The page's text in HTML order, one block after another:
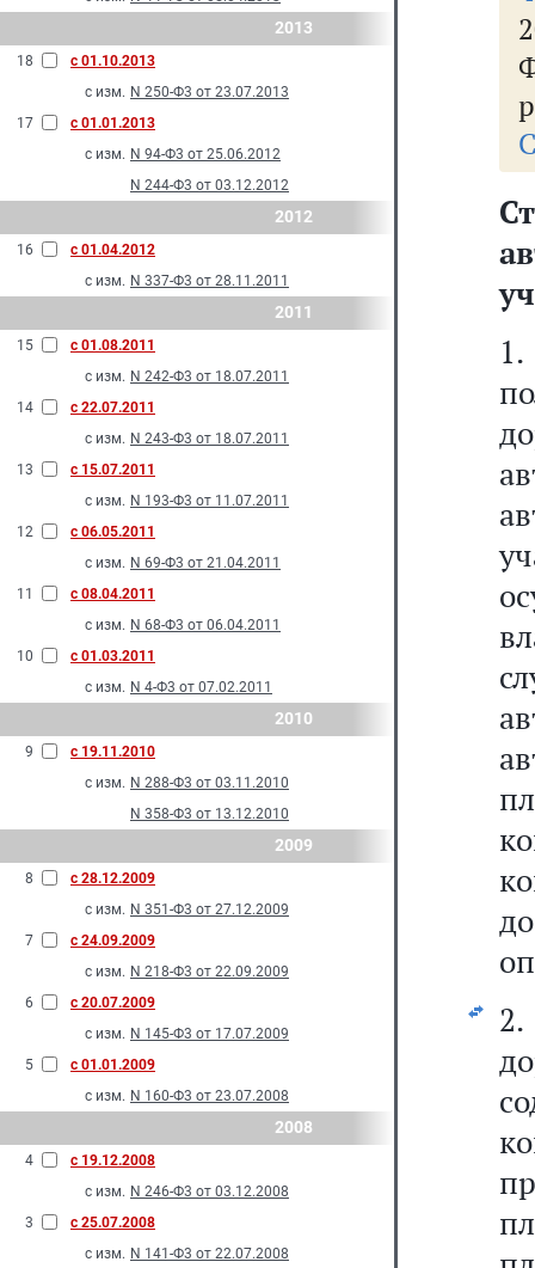
2013
18
с 01.10.2013
с изм. N 250-Ф3 от 23.07.2013
17
с 01.01.2013
с изм. N 94-Ф3 от 25.06.2012
N 244-Ф3 от 03.12.2012
2012
16
с 01.04.2012
с изм. N 337-Ф3 от 28.11.2011
2011
15
с 01.08.2011
с изм. N 242-Ф3 от 18.07.2011
14
с 22.07.2011
с изм. N 243-Ф3 от 18.07.2011
13
с 15.07.2011
с изм. N 193-Ф3 от 11.07.2011
12
с 06.05.2011
с изм. N 69-Ф3 от 21.04.2011
11
с 08.04.2011
с изм. N 68-Ф3 от 06.04.2011
10
с 01.03.2011
с изм. N 4-Ф3 от 07.02.2011
2010
9
с 19.11.2010
с изм. N 288-Ф3 от 03.11.2010
N 358-Ф3 от 13.12.2010
2009
8
с 28.12.2009
с изм. N 351-Ф3 от 27.12.2009
7
с 24.09.2009
с изм. N 218-Ф3 от 22.09.2009
6
с 20.07.2009
с изм. N 145-Ф3 от 17.07.2009
5
с 01.01.2009
с изм. N 160-Ф3 от 23.07.2008
2008
4
с 19.12.2008
с изм. N 246-Ф3 от 03.12.2008
3
с 25.07.2008
с изм. N 141-Ф3 от 22.07.2008